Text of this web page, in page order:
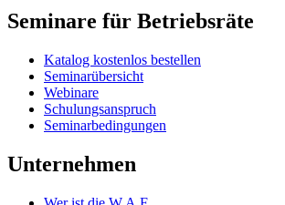
Seminare für Betriebsräte
Katalog kostenlos bestellen
Seminarübersicht
Webinare
Schulungsanspruch
Seminarbedingungen
Unternehmen